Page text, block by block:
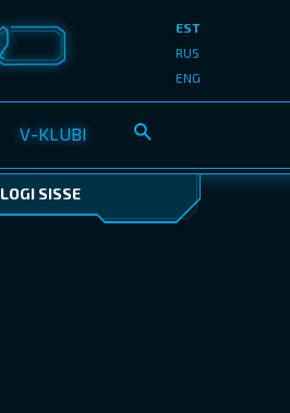
V-KLUBI
EST
RUS
ENG
LOGI SISSE